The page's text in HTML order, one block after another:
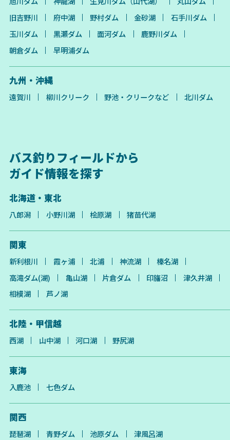
旧吉野川
府中湖 野村ダム 金砂湖
石手川ダム
玉川ダム
黒瀬ダム 面河ダム
鹿野川ダム
朝倉ダム
早明浦ダム
九州・沖縄
遠賀川 柳川クリーク 野池・クリークなど 北川ダム
バス釣りフィールドから
ガイド情報を探す
北海道・東北
八郎潟 小野川湖 桧原湖 猪苗代湖
関東
新利根川 霞ヶ浦 北浦 神流湖
榛名湖
高滝ダム(湖)
亀山湖 片倉ダム 印旛沼
津久井湖
相模湖
芦ノ湖
北陸・甲信越
西湖 山中湖 河口湖 野尻湖
東海
入鹿池 七色ダム
関西
琵琶湖 青野ダム 池原ダム 津風呂湖